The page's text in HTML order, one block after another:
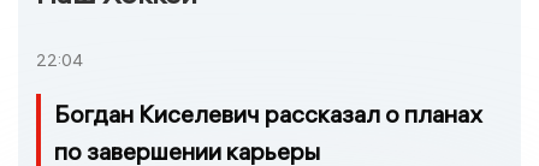
22:04
Богдан Киселевич рассказал о планах
по завершении карьеры